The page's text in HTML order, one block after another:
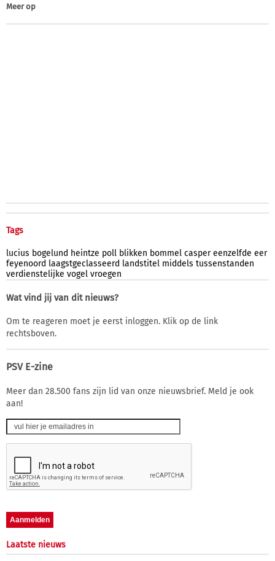
Meer op
Tags
lucius bogelund heintze poll blikken bommel casper eenzelfde eer
feyenoord laagstgeclasseerd landstitel middels tussenstanden
verdienstelijke vogel vroegen
Wat vind jij van dit nieuws?
Om te reageren moet je eerst inloggen. Klik op de link
rechtsboven.
PSV E-zine
Meer dan 28.500 fans zijn lid van onze nieuwsbrief. Meld je ook
aan!
Laatste nieuws